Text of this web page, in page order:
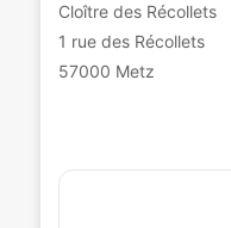
Cloître des Récollets
1 rue des Récollets
57000 Metz